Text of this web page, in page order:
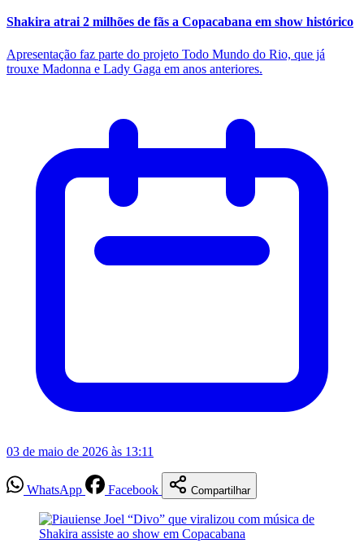
Shakira atrai 2 milhões de fãs a Copacabana em show histórico
Apresentação faz parte do projeto Todo Mundo do Rio, que já
trouxe Madonna e Lady Gaga em anos anteriores.
03 de maio de 2026 às 13:11
WhatsApp Facebook Compartilhar